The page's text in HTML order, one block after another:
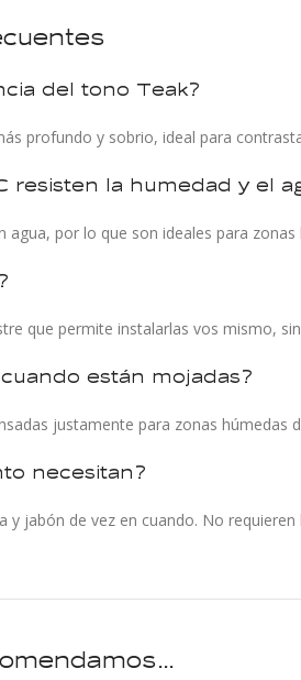
del tono Teak?
profundo y sobrio, ideal para
resisten la humedad y el
agua, por lo que son ideales para
que permite instalarlas vos mismo,
están mojadas?
justamente para zonas húmedas
necesitan?
y jabón de vez en cuando. No